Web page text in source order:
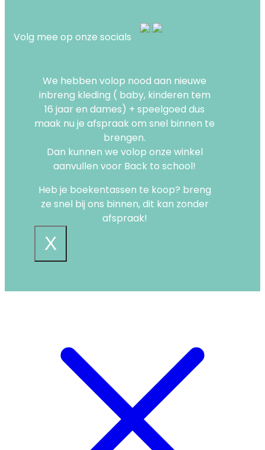
Volg mee op onze socials
We hebben volop nood aan nieuwe
inbreng kleding ( baby, kinderen tem
16 jaar en dames) + speelgoed dus
maak nu je afspraak om snel binnen te
brengen.
Dan kunnen we volop onze winkel
aanvullen voor Back to school!
Heb je boekentassen te koop? breng
ze snel bij ons binnen, dit kan zonder
afspraak!
X